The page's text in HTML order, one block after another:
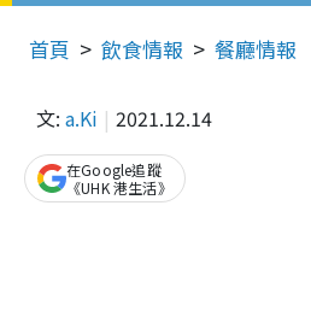
首頁 飲食情報 餐廳情報
文: a.Ki 2021.12.14
在Google追蹤
《UHK 港生活》